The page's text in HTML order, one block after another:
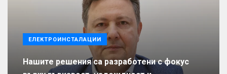
ЕЛЕКТРОИНСТАЛАЦИИ
Нашите решения са разработени с фокус